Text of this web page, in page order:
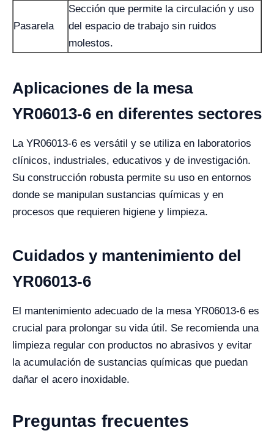
Pasarela
Sección que permite la circulación y uso
del espacio de trabajo sin ruidos
molestos.
Aplicaciones de la mesa
YR06013-6 en diferentes sectores
La YR06013-6 es versátil y se utiliza en laboratorios
clínicos, industriales, educativos y de investigación.
Su construcción robusta permite su uso en entornos
donde se manipulan sustancias químicas y en
procesos que requieren higiene y limpieza.
Cuidados y mantenimiento del
YR06013-6
El mantenimiento adecuado de la mesa YR06013-6 es
crucial para prolongar su vida útil. Se recomienda una
limpieza regular con productos no abrasivos y evitar
la acumulación de sustancias químicas que puedan
dañar el acero inoxidable.
Preguntas frecuentes